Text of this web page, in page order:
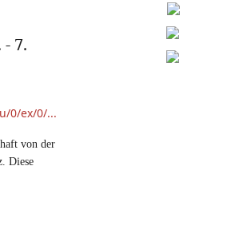
7.
0/ex/0/...
von der
Diese